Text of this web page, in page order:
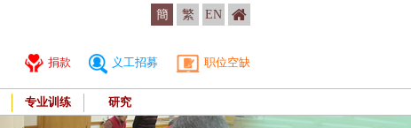
簡 繁 EN
捐款 义工招募 职位空缺
专业训练 研究